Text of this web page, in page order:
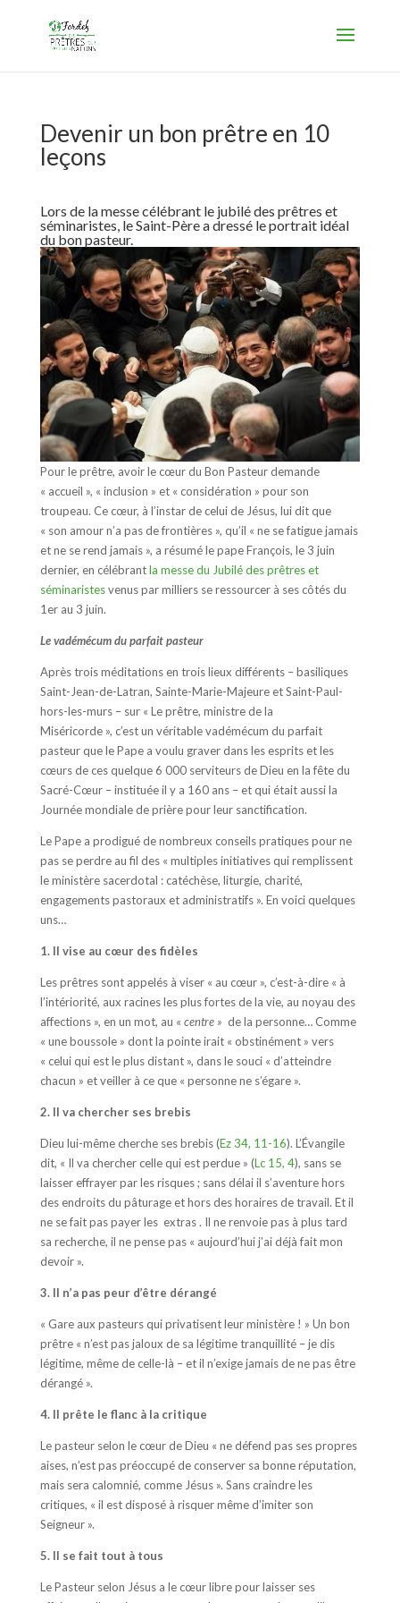
Devenir un bon prêtre en 10
leçons
Lors de la messe célébrant le jubilé des prêtres et
séminaristes, le Saint-Père a dressé le portrait idéal
du bon pasteur.
Pour le prêtre, avoir le cœur du Bon Pasteur demande
« accueil », « inclusion » et « considération » pour son
troupeau. Ce cœur, à l’instar de celui de Jésus, lui dit que
« son amour n’a pas de frontières », qu’il « ne se fatigue jamais
et ne se rend jamais », a résumé le pape François, le 3 juin
dernier, en célébrantla messe du Jubilé des prêtres et
séminaristesvenus par milliers se ressourcer à ses côtés du
1er au 3 juin.
Le vadémécum du parfait pasteur
Après trois méditations en trois lieux différents – basiliques
Saint-Jean-de-Latran, Sainte-Marie-Majeure et Saint-Paul-
hors-les-murs – sur « Le prêtre, ministre de la
Miséricorde », c’est un véritable vadémécum du parfait
pasteur que le Pape a voulu graver dans les esprits et les
cœurs de ces quelque 6 000 serviteurs de Dieu en la fête du
Sacré-Cœur – instituée il y a 160 ans – et qui était aussi la
Journée mondiale de prière pour leur sanctification.
Le Pape a prodigué de nombreux conseils pratiques pour ne
pas se perdre au fil des « multiples initiatives qui remplissent
le ministère sacerdotal : catéchèse, liturgie, charité,
engagements pastoraux et administratifs ». En voici quelques
uns…
1. Il vise au cœur des fidèles
Les prêtres sont appelés à viser « au cœur », c’est-à-dire « à
l’intériorité, aux racines les plus fortes de la vie, au noyau des
affections », en un mot, au « centre » de la personne… Comme
« une boussole » dont la pointe irait « obstinément » vers
« celui qui est le plus distant », dans le souci « d’atteindre
chacun » et veiller à ce que « personne ne s’égare ».
2. Il va chercher ses brebis
Dieu lui-même cherche ses brebis (Ez 34, 11-16). L’Évangile
dit, « Il va chercher celle qui est perdue » (Lc 15, 4), sans se
laisser effrayer par les risques ; sans délai il s’aventure hors
des endroits du pâturage et hors des horaires de travail. Et il
ne se fait pas payer les extras . Il ne renvoie pas à plus tard
sa recherche, il ne pense pas « aujourd’hui j’ai déjà fait mon
devoir ».
3. Il n’a pas peur d’être dérangé
« Gare aux pasteurs qui privatisent leur ministère ! » Un bon
prêtre « n’est pas jaloux de sa légitime tranquillité – je dis
légitime, même de celle-là – et il n’exige jamais de ne pas être
dérangé ».
4. Il prête le flanc à la critique
Le pasteur selon le cœur de Dieu « ne défend pas ses propres
aises, n’est pas préoccupé de conserver sa bonne réputation,
mais sera calomnié, comme Jésus ». Sans craindre les
critiques, « il est disposé à risquer même d’imiter son
Seigneur ».
5. Il se fait tout à tous
Le Pasteur selon Jésus a le cœur libre pour laisser ses